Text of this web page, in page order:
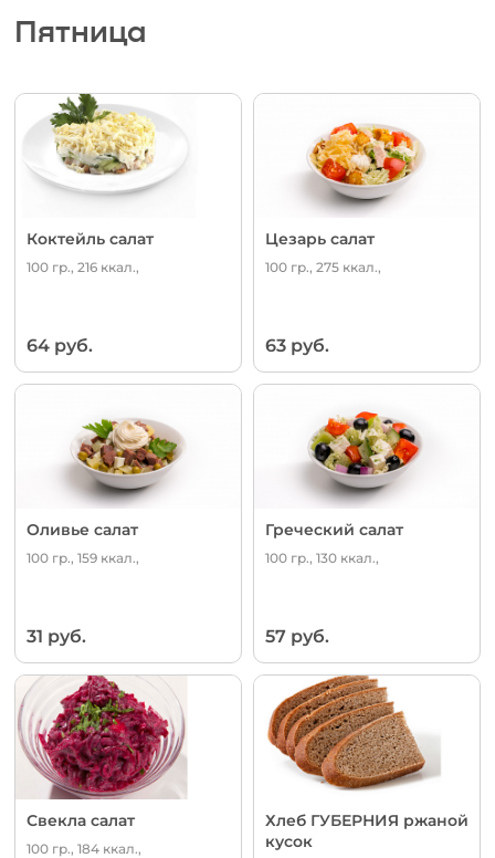
Пятница
Коктейль салат
100 гр., 216 ккал.,
64 руб.
Цезарь салат
100 гр., 275 ккал.,
63 руб.
Оливье салат
100 гр., 159 ккал.,
31 руб.
Греческий салат
100 гр., 130 ккал.,
57 руб.
Свекла салат
100 гр., 184 ккал.,
Хлеб ГУБЕРНИЯ ржаной
кусок